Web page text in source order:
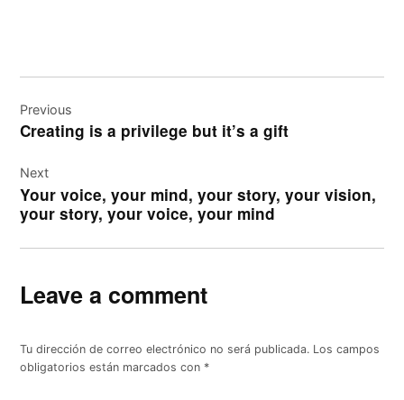
de
entradas
Previous
Creating is a privilege but it’s a gift
Next
Your voice, your mind, your story, your vision,
your story, your voice, your mind
Leave a comment
Tu dirección de correo electrónico no será publicada. Los campos
obligatorios están marcados con *